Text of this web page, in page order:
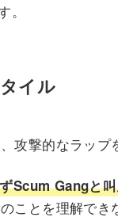
。
イル
攻撃的なラップ
Scum Gangと
ことを理解でき